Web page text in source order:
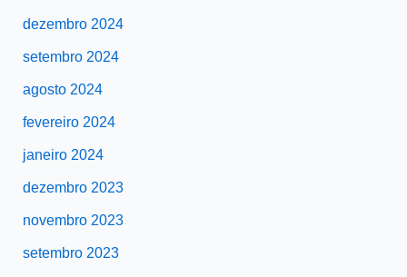
dezembro 2024
setembro 2024
agosto 2024
fevereiro 2024
janeiro 2024
dezembro 2023
novembro 2023
setembro 2023